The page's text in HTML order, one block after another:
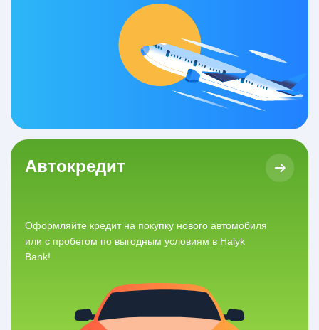
Автокредит
Оформляйте кредит на покупку нового автомобиля
или с пробегом по выгодным условиям в Halyk
Bank!